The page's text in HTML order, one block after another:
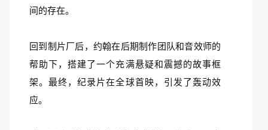
间的存在。
回到制片厂后，约翰在后期制作团队和音效师的
帮助下，搭建了一个充满悬疑和震撼的故事框
架。最终，纪录片在全球首映，引发了轰动效
应。